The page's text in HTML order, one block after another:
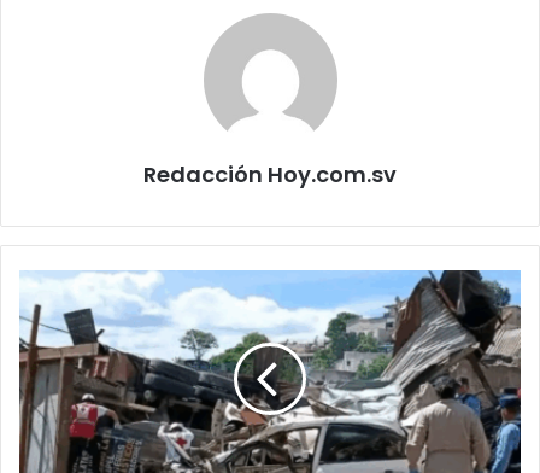
Redacción Hoy.com.sv
Trágico
accidente
en
Tegucigalpa
deja
nueve
fallecidos
tras